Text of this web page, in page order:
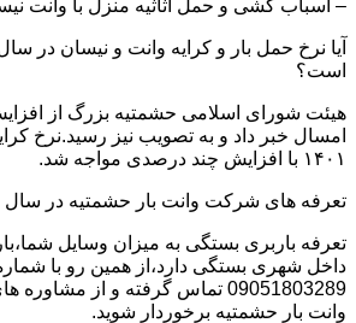
– اسباب کشی و حمل اثاثیه منزل با وانت
است؟
هیئت شورای اسلامی حشمتیه بزرگ از
امسال خبر داد و به تصویب نیز رسید.نرخ
۱۴۰۱ با افزایش چند درصدی مواجه شد.
تعرفه های شرکت وانت بار حشمتیه در سال ۱۴۰۱ چقدر است؟
تعرفه باربری بستگی به میزان وسایل
داخل شهری بستگی دارد،از همین رو با
09051803289 تماس گرفته و از
وانت بار حشمتیه برخوردار شوید.